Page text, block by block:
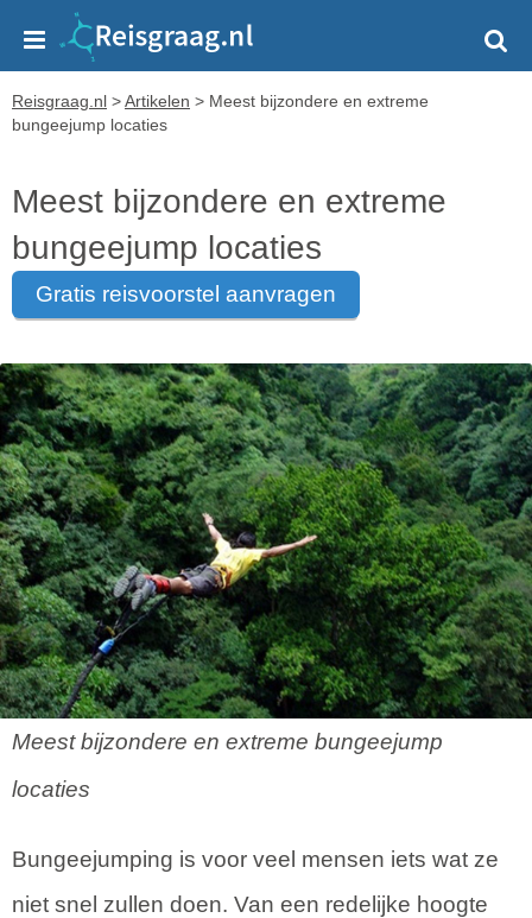
Reisgraag.nl >Artikelen > Meest bijzondere en extreme
bungeejump locaties
Meest bijzondere en extreme
bungeejump locaties
gratis reisvoorstel aanvragen
Meest bijzondere en extreme bungeejump
locaties
Bungeejumping is voor veel mensen iets wat ze
niet snel zullen doen. Van een redelijke hoogte